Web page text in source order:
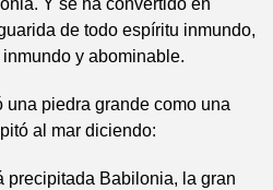
Y se ha convertido en
de todo espíritu inmundo,
y abominable.
piedra grande como una
al mar diciendo:
precipitada Babilonia, la gran